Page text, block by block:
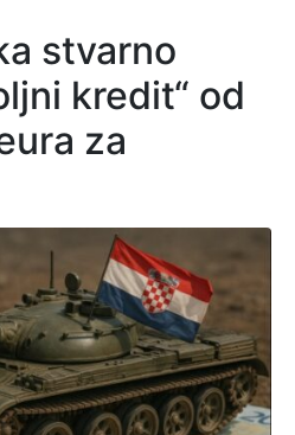
stvarno
kredit“ od
za